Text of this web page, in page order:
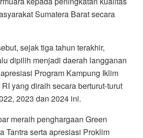
Sumatera Barat secara
sejak tiga tahun terakhir,
dipilih menjadi daerah langganan
Program Kampung Iklim
yang diraih secara berturut-turut
2023 dan 2024 ini.
meraih penghargaan Green
Tantra serta apresiasi Proklim